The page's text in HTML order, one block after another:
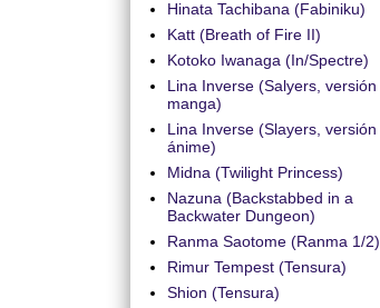
Hinata Tachibana (Fabiniku)
Katt (Breath of Fire II)
Kotoko Iwanaga (In/Spectre)
Lina Inverse (Salyers, versión
manga)
Lina Inverse (Slayers, versión
ánime)
Midna (Twilight Princess)
Nazuna (Backstabbed in a
Backwater Dungeon)
Ranma Saotome (Ranma 1/2)
Rimur Tempest (Tensura)
Shion (Tensura)